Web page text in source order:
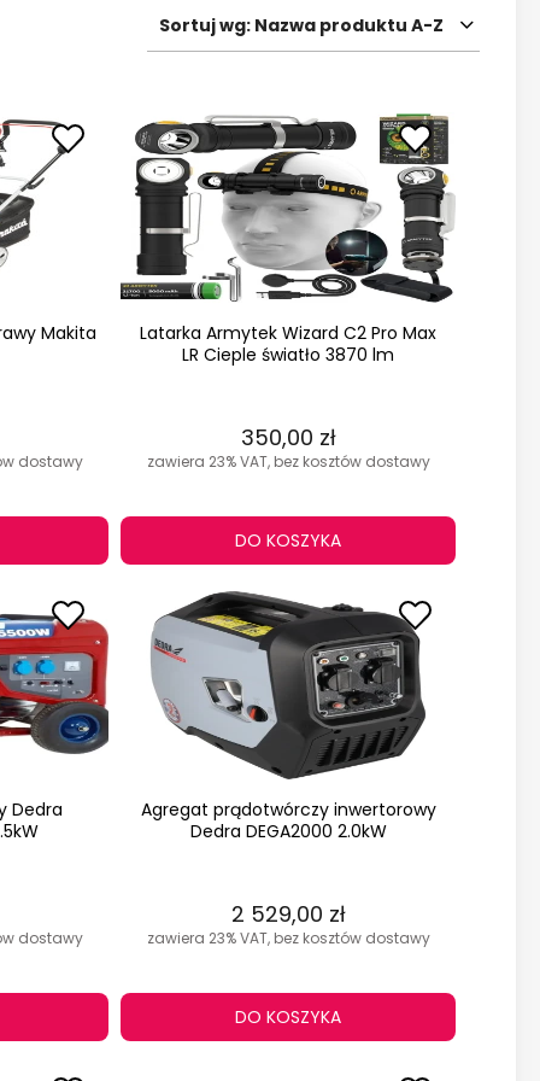
Sortuj wg: Nazwa produktu A-Z
Makita
dostawy
Latarka Armytek Wizard C2 Pro Max
LR Cieple światło 3870 lm
350,00 zł
zawiera 23% VAT, bez kosztów dostawy
DO KOSZYKA
Dedra
dostawy
Agregat prądotwórczy inwertorowy
Dedra DEGA2000 2.0kW
2 529,00 zł
zawiera 23% VAT, bez kosztów dostawy
DO KOSZYKA